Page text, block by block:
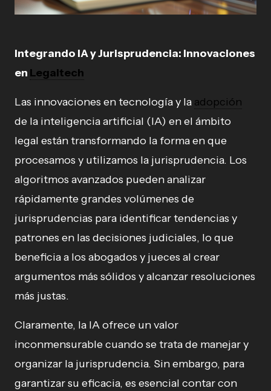
Integrando IA y Jurisprudencia: Innovaciones
en Legaltech
Las innovaciones en tecnología y la adopción
de la inteligencia artificial (IA) en el ámbito
legal están transformando la forma en que
procesamos y utilizamos la jurisprudencia. Los
algoritmos avanzados pueden analizar
rápidamente grandes volúmenes de
jurisprudencias para identificar tendencias y
patrones en las decisiones judiciales, lo que
beneficia a los abogados y jueces al crear
argumentos más sólidos y alcanzar resoluciones
más justas.
Claramente, la IA ofrece un valor
inconmensurable cuando se trata de manejar y
organizar la jurisprudencia. Sin embargo, para
garantizar su eficacia, es esencial contar con